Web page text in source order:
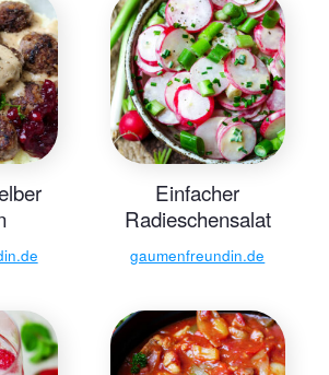
Einfacher
Radieschensalat
gaumenfreundin.de